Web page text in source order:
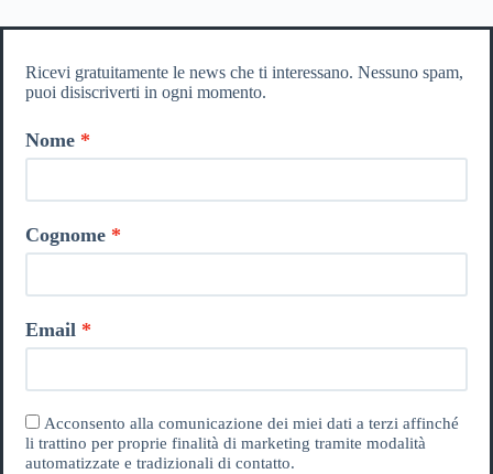
Ricevi gratuitamente le news che ti interessano. Nessuno spam,
puoi disiscriverti in ogni momento.
Nome
Cognome
Email
Acconsento alla comunicazione dei miei dati a terzi affinché
li trattino per proprie finalità di marketing tramite modalità
automatizzate e tradizionali di contatto.